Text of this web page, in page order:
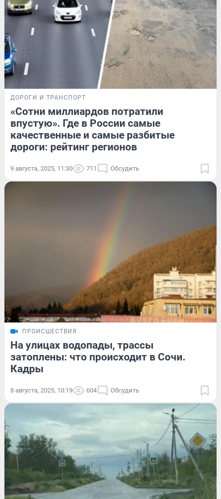
ДОРОГИ И ТРАНСПОРТ
«Сотни миллиардов потратили
впустую». Где в России самые
качественные и самые разбитые
дороги: рейтинг регионов
9 августа, 2025, 11:30 711 Обсудить
ПРОИСШЕСТВИЯ
На улицах водопады, трассы
затоплены: что происходит в Сочи.
Кадры
8 августа, 2025, 10:19 604 Обсудить